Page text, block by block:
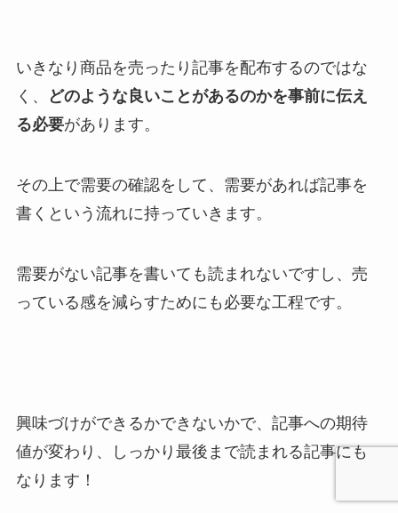
いきなり商品を売ったり記事を配布するのではな
く、
どのような良いことがあるのかを事前に伝え
る必要があります。
その上で需要の確認をして、需要があれば記事を
書くという流れに持っていきます。
需要がない記事を書いても読まれないですし、売
っている感を減らすためにも必要な工程です。
興味づけができるかできないかで、記事への期待
値が変わり、しっかり最後まで読まれる記事にも
なります！